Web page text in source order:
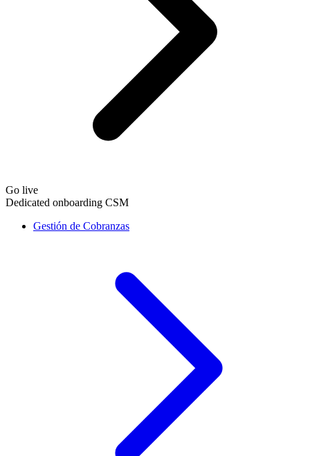
Go live
Dedicated onboarding CSM
Gestión de Cobranzas